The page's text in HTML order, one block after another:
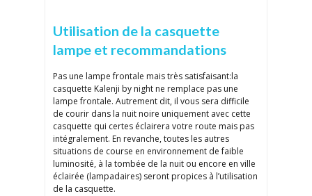
Utilisation de la casquette
lampe et recommandations
Pas une lampe frontale mais très satisfaisant:la
casquette Kalenji by night ne remplace pas une
lampe frontale. Autrement dit, il vous sera difficile
de courir dans la nuit noire uniquement avec cette
casquette qui certes éclairera votre route mais pas
intégralement. En revanche, toutes les autres
situations de course en environnement de faible
luminosité, à la tombée de la nuit ou encore en ville
éclairée (lampadaires) seront propices à l’utilisation
de la casquette.